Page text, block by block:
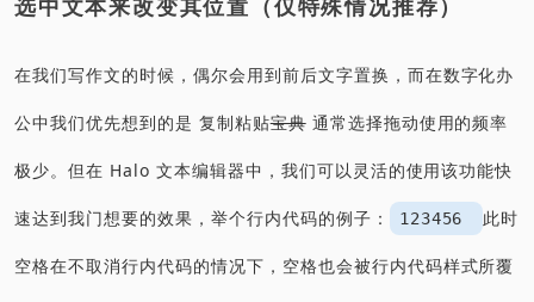
选中文本来改变其位置（仅特殊情况推荐）
在我们写作文的时候，偶尔会用到前后文字置换，而在数字化办
公中我们优先想到的是 复制粘贴宝典通常选择拖动使用的频率
极少。但在 Halo 文本编辑器中，我们可以灵活的使用该功能快
速达到我门想要的效果，举个行内代码的例子： 123456 此时
空格在不取消行内代码的情况下，空格也会被行内代码样式所覆